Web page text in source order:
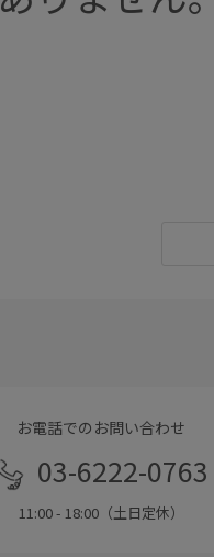
お電話でのお問い合わせ
03-6222-0763
11:00 - 18:00（土日定休）